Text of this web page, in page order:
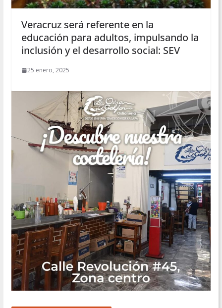
Veracruz será referente en la
educación para adultos, impulsando la
inclusión y el desarrollo social: SEV
25 enero, 2025